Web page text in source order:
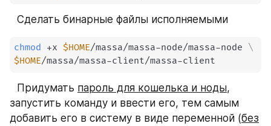
⠀Сделать бинарные файлы исполняемыми
chmod +x $HOME/massa/massa-node/massa-node \
$HOME/massa/massa-client/massa-client
⠀Придумать пароль для кошелька и ноды,
запустить команду и ввести его, тем самым
добавить его в систему в виде переменной (без